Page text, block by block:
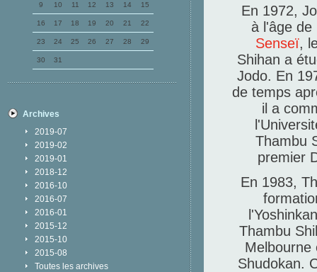
9 10 11 12 13 14 15
16 17 18 19 20 21 22
23 24 25 26 27 28 29
30 31
Archives
2019-07
2019-02
2019-01
2018-12
2016-10
2016-07
2016-01
2015-12
2015-10
2015-08
Toutes les archives
En 1972,
à l'âge de
Senseï,
Shihan a
Jodo. En
de temps
il a
Thambu
premier
En 1983,
Thambu
Melbourne
Shudokan.